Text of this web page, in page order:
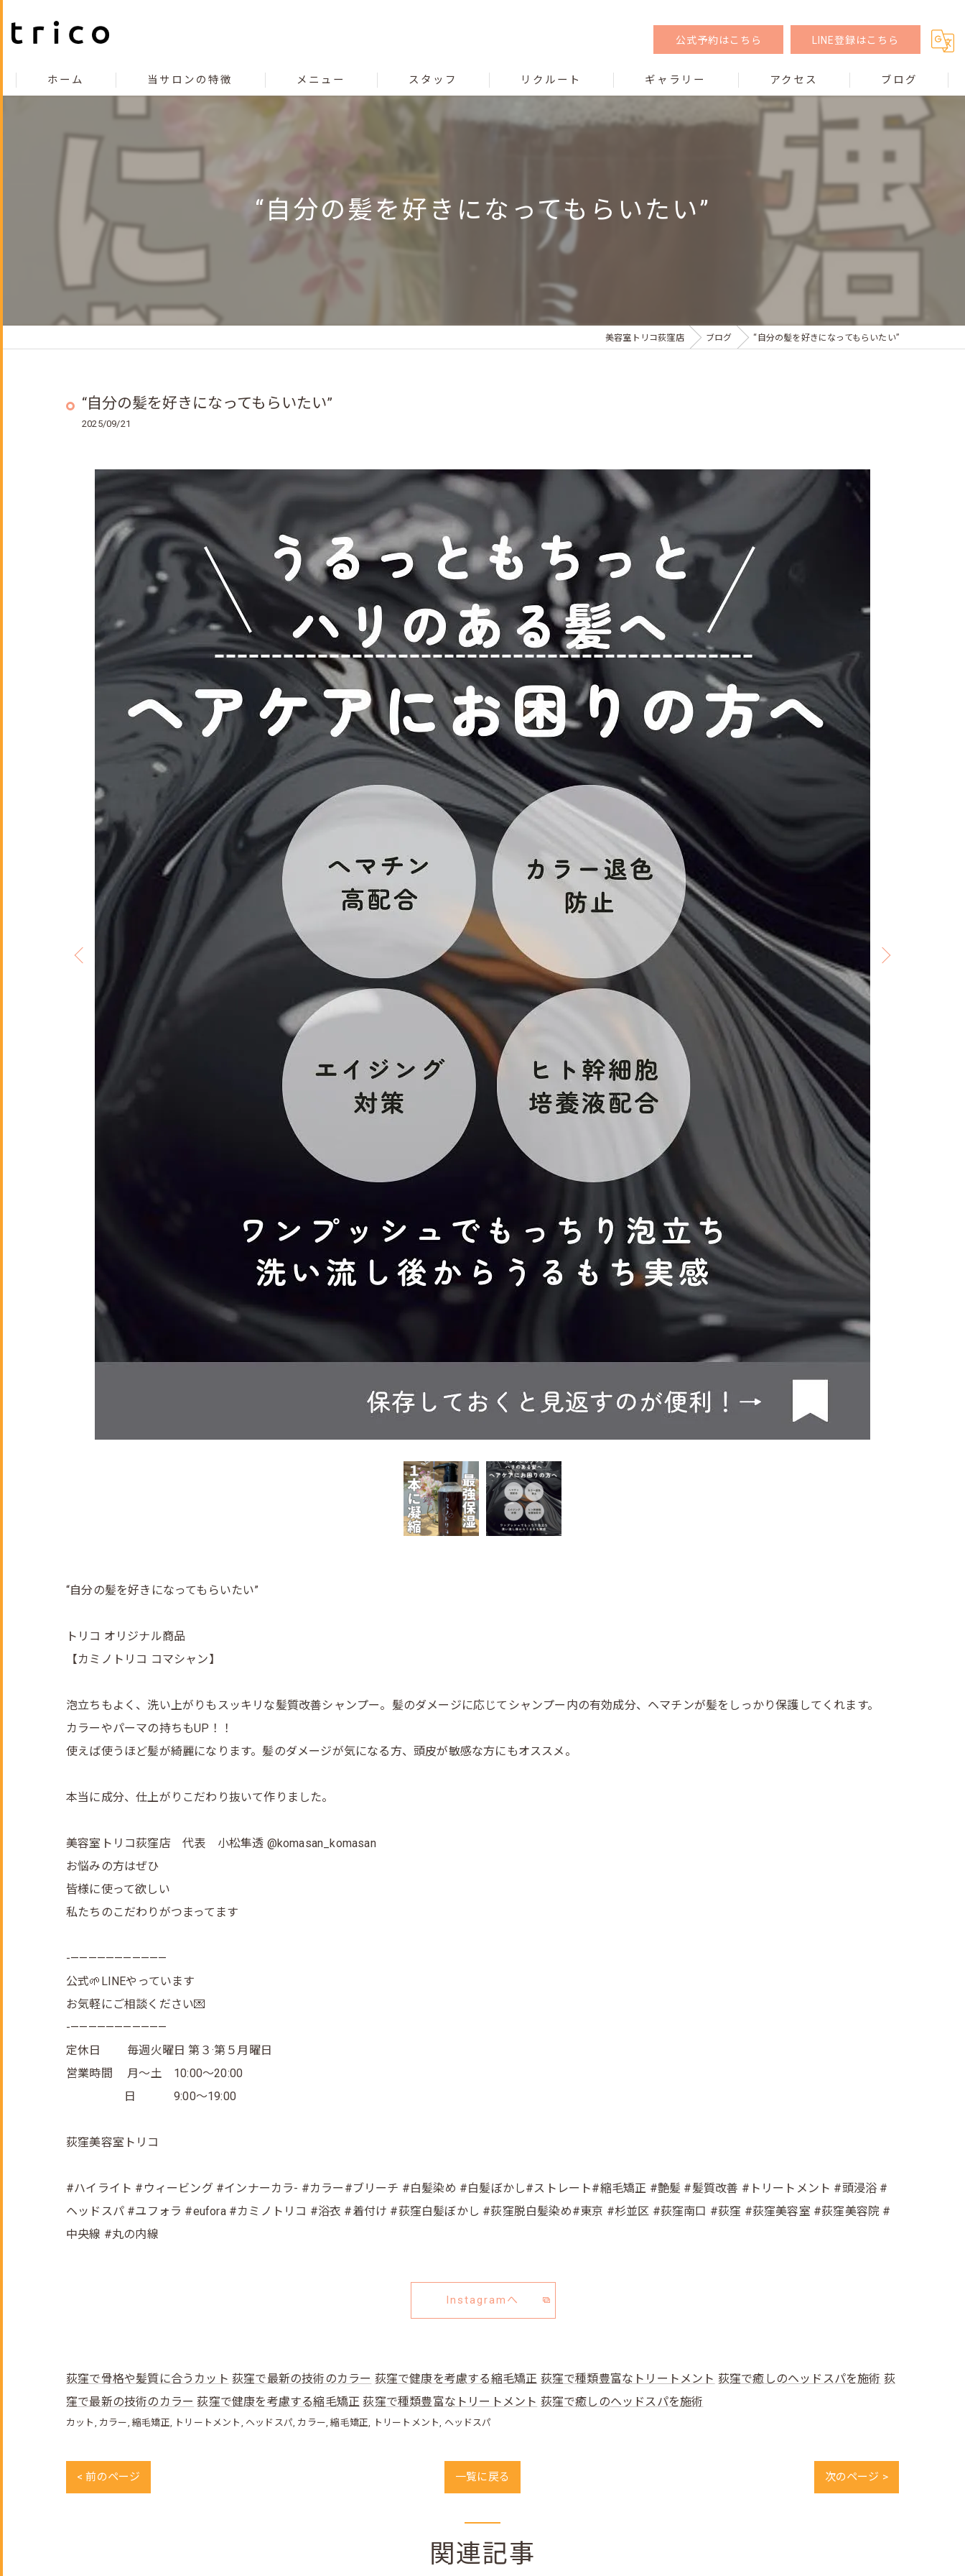
公式予約はこちら LINE登録はこちら
ホーム 当サロンの特徴
カラー
ヘッドスパ
成人式のご予約について
メニュー スタッフ リクルート ギャラリー アクセス ブログ
“自分の髪を好きになってもらいたい”
美容室トリコ荻窪店 ブログ “自分の髪を好きになってもらいたい”
“自分の髪を好きになってもらいたい”
2025/09/21
“自分の髪を好きになってもらいたい”
トリコ オリジナル商品
【カミノトリコ コマシャン】
泡立ちもよく、洗い上がりもスッキリな髪質改善シャンプー。髪のダメージに応じてシャンプー内の有効成分、ヘマチンが髪をしっかり保護してくれます。
カラーやパーマの持ちもUP！！
使えば使うほど髪が綺麗になります。髪のダメージが気になる方、頭皮が敏感な方にもオススメ。
本当に成分、仕上がりこだわり抜いて作りました。
美容室トリコ荻窪店 代表 小松隼透 @komasan_komasan
お悩みの方はぜひ
皆様に使って欲しい
私たちのこだわりがつまってます
-———————————
公式🌱LINEやっています
お気軽にご相談ください💌
-———————————
定休日 毎週火曜日 第３·第５月曜日
営業時間 月～土 10:00～20:00
日 9:00～19:00
荻窪美容室トリコ
#ハイライト #ウィービング #インナーカラ- #カラー#ブリーチ #白髪染め #白髪ぼかし#ストレート#縮毛矯正 #艶髪 #髪質改善 #トリートメント #頭浸浴 #
ヘッドスパ #ユフォラ #eufora #カミノトリコ #浴衣 #着付け #荻窪白髪ぼかし #荻窪脱白髪染め#東京 #杉並区 #荻窪南口 #荻窪 #荻窪美容室 #荻窪美容院 #
中央線 #丸の内線
Instagramへ
荻窪で骨格や髪質に合うカット 荻窪で最新の技術のカラー 荻窪で健康を考慮する縮毛矯正 荻窪で種類豊富なトリートメント 荻窪で癒しのヘッドスパを施術 荻
窪で最新の技術のカラー 荻窪で健康を考慮する縮毛矯正 荻窪で種類豊富なトリートメント 荻窪で癒しのヘッドスパを施術
カット カラー 縮毛矯正 トリートメント ヘッドスパ カラー 縮毛矯正 トリートメント ヘッドスパ
< 前のページ 一覧に戻る 次のページ >
関連記事